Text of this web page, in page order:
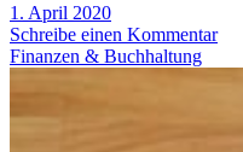
1. April 2020
Schreibe einen Kommentar
Finanzen & Buchhaltung